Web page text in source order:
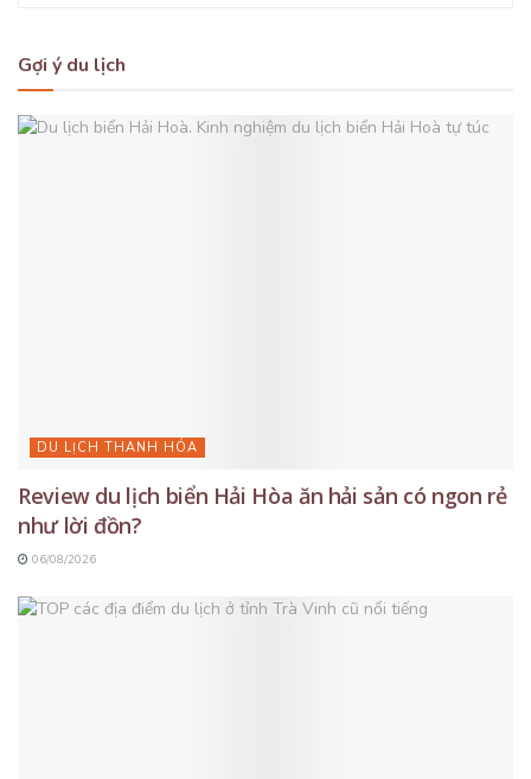
Gợi ý du lịch
DU LỊCH THANH HÓA
Review du lịch biển Hải Hòa ăn hải sản có ngon rẻ
như lời đồn?
06/08/2026